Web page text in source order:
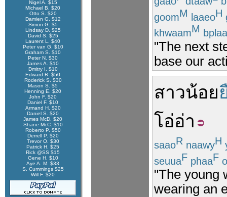
Nigel A. $15
Michael B. $20
Otto S. $20
Damien G. $12
Simon G. $5
Lindsay D. $25
David S. $25
Laurent L. $40
Peter van G. $10
Graham S. $10
Peter N. $30
James A. $10
Dmitry I. $10
Edward R. $50
Roderick S. $30
Mason S. $5
Henning E. $20
John F. $20
Daniel F. $10
Armand H. $20
Daniel S. $20
James McD. $20
Shane McC. $10
Roberto P. $50
Derrell P. $20
Trevor O. $30
Patrick H. $25
Rick @SS $15
Gene H. $10
Aye A. M. $33
S. Cummings $25
Will F. $20
goomM laaeoH
khwaamM
"The next
base our
สาวน้อย
โอ่อ่า
saaoR naawyH
seuuaF phaaF
"The young
wearing an